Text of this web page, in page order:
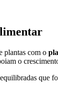
plantas com o
o
que